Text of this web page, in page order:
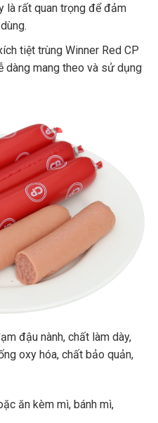
là rất quan trọng để đảm
tiệt trùng Winner Red CP
dàng mang theo và sử dụng
đậu nành, chất làm dày,
oxy hóa, chất bảo quản,
ăn kèm mì, bánh mì,